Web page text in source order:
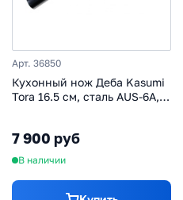
Арт. 36850
Кухонный нож Деба Kasumi
Tora 16.5 см, сталь AUS-6A,
7 900 руб
В наличии